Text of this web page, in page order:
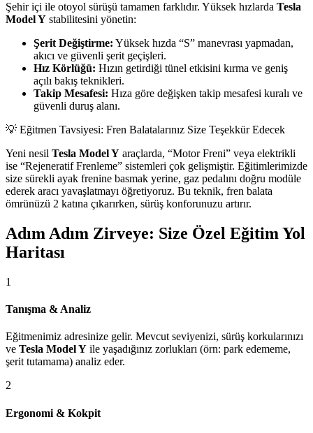
Şehir içi ile otoyol sürüşü tamamen farklıdır. Yüksek hızlarda Tesla
Model Y stabilitesini yönetin:
Şerit Değiştirme: Yüksek hızda “S” manevrası yapmadan,
akıcı ve güvenli şerit geçişleri.
Hız Körlüğü: Hızın getirdiği tünel etkisini kırma ve geniş
açılı bakış teknikleri.
Takip Mesafesi: Hıza göre değişken takip mesafesi kuralı ve
güvenli duruş alanı.
💡 Eğitmen Tavsiyesi: Fren Balatalarınız Size Teşekkür Edecek
Yeni nesil Tesla Model Y araçlarda, “Motor Freni” veya elektrikli
ise “Rejeneratif Frenleme” sistemleri çok gelişmiştir. Eğitimlerimizde
size sürekli ayak frenine basmak yerine, gaz pedalını doğru modüle
ederek aracı yavaşlatmayı öğretiyoruz. Bu teknik, fren balata
ömrünüzü 2 katına çıkarırken, sürüş konforunuzu artırır.
Adım Adım Zirveye: Size Özel Eğitim Yol
Haritası
1
Tanışma & Analiz
Eğitmenimiz adresinize gelir. Mevcut seviyenizi, sürüş korkularınızı
ve Tesla Model Y ile yaşadığınız zorlukları (örn: park edememe,
şerit tutamama) analiz eder.
2
Ergonomi & Kokpit